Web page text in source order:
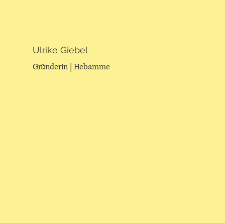
Ulrike Giebel
Gründerin | Hebamme